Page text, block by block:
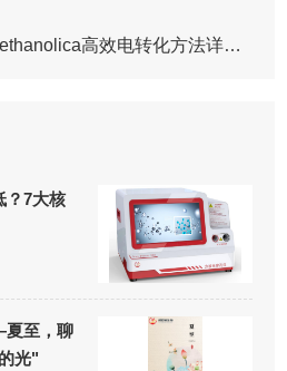
甲醇毕赤酵母Pichia methanolica高效电转化方法详解_操作步骤与效率优化指南
？7大核
至，聊
光"